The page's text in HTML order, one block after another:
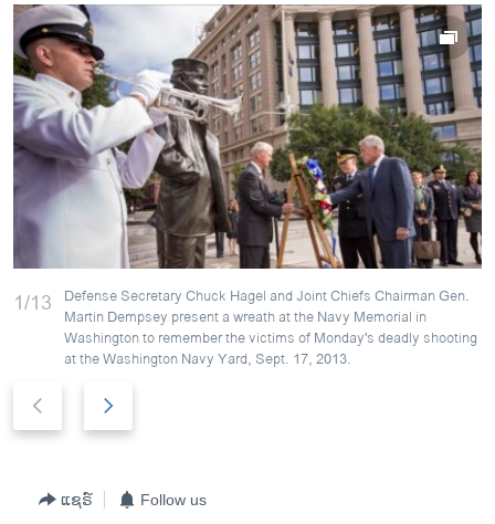
1/13 Defense Secretary Chuck Hagel and Joint Chiefs Chairman Gen.
Martin Dempsey present a wreath at the Navy Memorial in
Washington to remember the victims of Monday's deadly shooting
at the Washington Navy Yard, Sept. 17, 2013.
s
ແຊຣ໌ Follow us